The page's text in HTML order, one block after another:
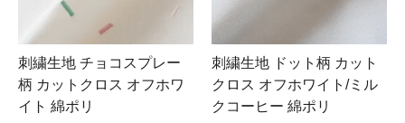
刺繍生地 チョコスプレー
柄 カットクロス オフホワ
イト 綿ポリ
刺繍生地 ドット柄 カット
クロス オフホワイト/ミル
クコーヒー 綿ポリ